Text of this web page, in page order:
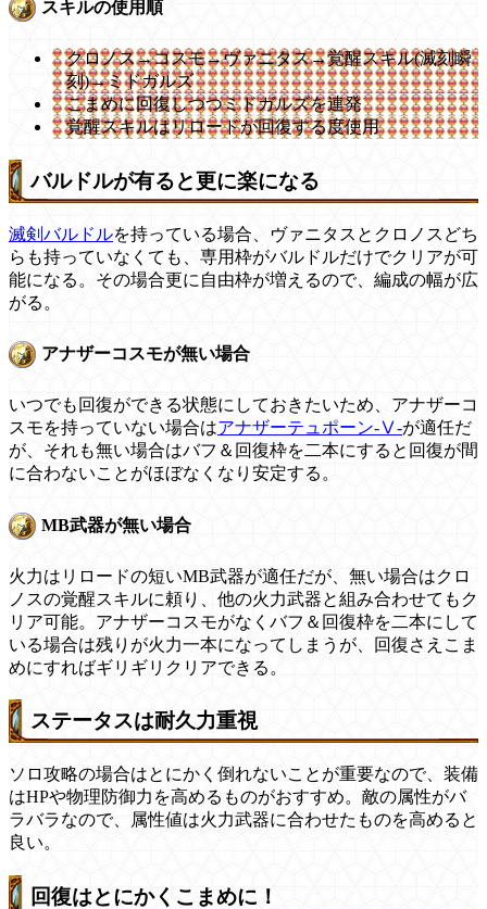
スキルの使用順
クロノス→コスモ→ヴァニタス→覚醒スキル(滅刻瞬
刻)→ミドガルズ
こまめに回復しつつミドガルズを連発
覚醒スキルはリロードが回復する度使用
バルドルが有ると更に楽になる
滅剣バルドルを持っている場合、ヴァニタスとクロノスどち
らも持っていなくても、専用枠がバルドルだけでクリアが可
能になる。その場合更に自由枠が増えるので、編成の幅が広
がる。
アナザーコスモが無い場合
いつでも回復ができる状態にしておきたいため、アナザーコ
スモを持っていない場合はアナザーテュポーン-Ⅴ-が適任だ
が、それも無い場合はバフ＆回復枠を二本にすると回復が間
に合わないことがほぼなくなり安定する。
MB武器が無い場合
火力はリロードの短いMB武器が適任だが、無い場合はクロ
ノスの覚醒スキルに頼り、他の火力武器と組み合わせてもク
リア可能。アナザーコスモがなくバフ＆回復枠を二本にして
いる場合は残りが火力一本になってしまうが、回復さえこま
めにすればギリギリクリアできる。
ステータスは耐久力重視
ソロ攻略の場合はとにかく倒れないことが重要なので、装備
はHPや物理防御力を高めるものがおすすめ。敵の属性がバ
ラバラなので、属性値は火力武器に合わせたものを高めると
良い。
回復はとにかくこまめに！